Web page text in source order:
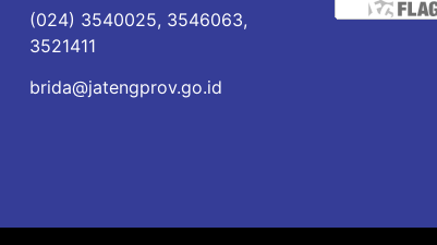
(024) 3540025, 3546063,
3521411
brida@jatengprov.go.id